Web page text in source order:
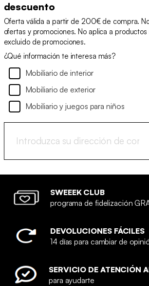
descuento
Oferta válida a partir de 200€ de compra.
ofertas y promociones. No aplica a
excluido de promociones.
¿Qué información te interesa más?
Mobiliario de interior
Mobiliario de exterior
Mobiliario y juegos para niños
SWEEEK CLUB
programa de fidelización
DEVOLUCIONES FÁCILES
14 días para cambiar de
SERVICIO DE ATENCIÓN
para ayudarte